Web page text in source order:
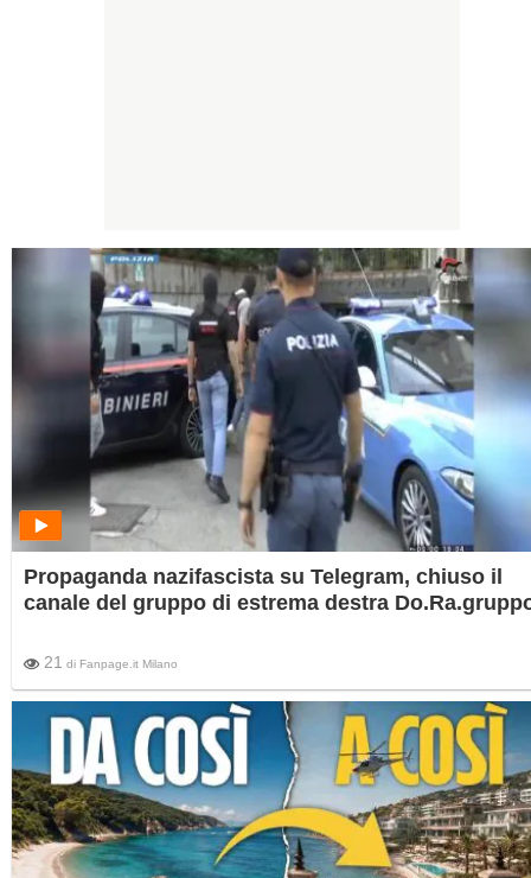
Propaganda nazifascista su Telegram, chiuso il
canale del gruppo di estrema destra
21 di Fanpage.it Milano